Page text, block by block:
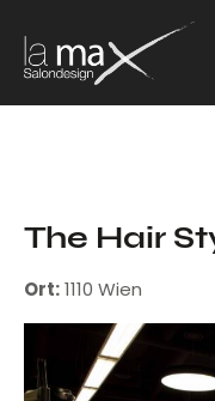
The Hair
Ort:1110 Wien